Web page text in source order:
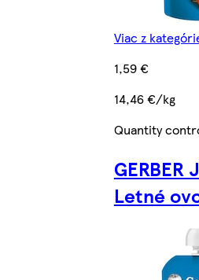
Viac z
1,59 €
14,46 €/kg
Quantity
Letné